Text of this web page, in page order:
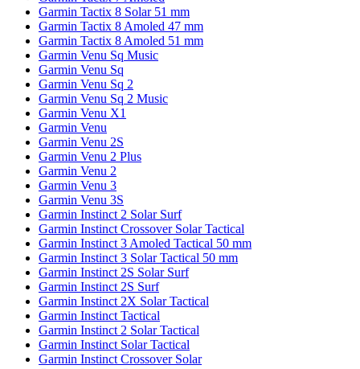
Garmin Tactix 8 Solar 51 mm
Garmin Tactix 8 Amoled 47 mm
Garmin Tactix 8 Amoled 51 mm
Garmin Venu Sq Music
Garmin Venu Sq
Garmin Venu Sq 2
Garmin Venu Sq 2 Music
Garmin Venu X1
Garmin Venu
Garmin Venu 2S
Garmin Venu 2 Plus
Garmin Venu 2
Garmin Venu 3
Garmin Venu 3S
Garmin Instinct 2 Solar Surf
Garmin Instinct Crossover Solar Tactical
Garmin Instinct 3 Amoled Tactical 50 mm
Garmin Instinct 3 Solar Tactical 50 mm
Garmin Instinct 2S Solar Surf
Garmin Instinct 2S Surf
Garmin Instinct 2X Solar Tactical
Garmin Instinct Tactical
Garmin Instinct 2 Solar Tactical
Garmin Instinct Solar Tactical
Garmin Instinct Crossover Solar